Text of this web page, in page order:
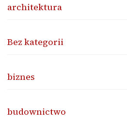
architektura
Bez kategorii
biznes
budownictwo